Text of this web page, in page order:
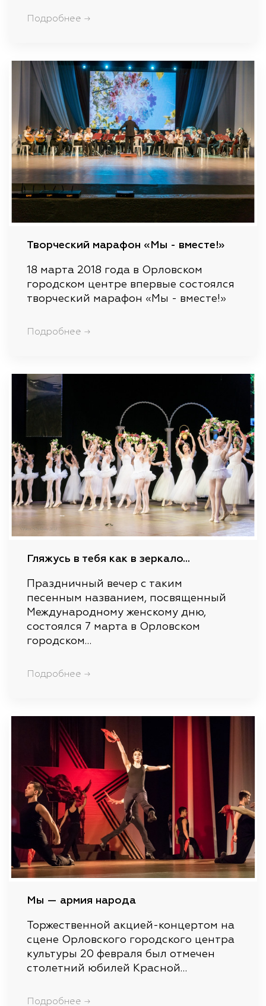
Подробнее →
Творческий марафон «Мы - вместе!»
18 марта 2018 года в Орловском
городском центре впервые состоялся
творческий марафон «Мы - вместе!»
Подробнее →
Гляжусь в тебя как в зеркало...
Праздничный вечер с таким
песенным названием, посвященный
Международному женскому дню,
состоялся 7 марта в Орловском
городском…
Подробнее →
Мы — армия народа
Торжественной акцией-концертом на
сцене Орловского городского центра
культуры 20 февраля был отмечен
столетний юбилей Красной…
Подробнее →